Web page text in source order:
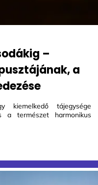
–
a
kiemelkedő tájegysége
a természet harmonikus